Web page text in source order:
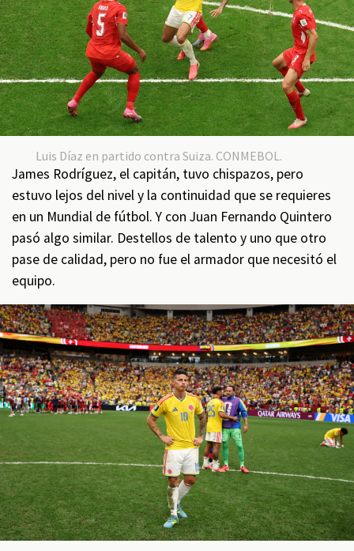
Luis Díaz en partido contra Suiza. CONMEBOL.
James Rodríguez, el capitán, tuvo chispazos, pero
estuvo lejos del nivel y la continuidad que se requieres
en un Mundial de fútbol. Y con Juan Fernando Quintero
pasó algo similar. Destellos de talento y uno que otro
pase de calidad, pero no fue el armador que necesitó el
equipo.